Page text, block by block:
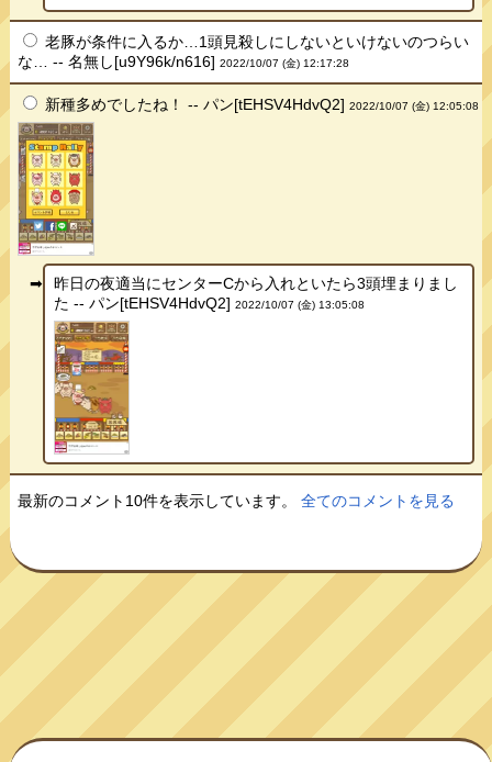
老豚が条件に入るか…1頭見殺しにしないといけないのつらい
な… -- 名無し[u9Y96k/n616]2022/10/07 (金) 12:17:28
新種多めでしたね！ -- パン[tEHSV4HdvQ2]2022/10/07 (金) 12:05:08
昨日の夜適当にセンターCから入れといたら3頭埋まりまし
た -- パン[tEHSV4HdvQ2] 2022/10/07 (金) 13:05:08
最新のコメント10件を表示しています。全てのコメントを見る